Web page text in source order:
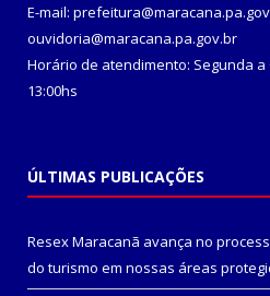
E-mail:
ouvidoria@maracana.pa.gov.br
Horário de atendimento: Segunda a
13:00hs
ÚLTIMAS PUBLICAÇÕES
Resex Maracanã avança no
do turismo em nossas áreas